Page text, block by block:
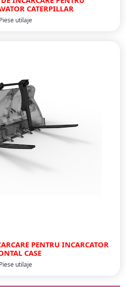
CATERPILLAR
Piese utilaje
CASE
Piese utilaje